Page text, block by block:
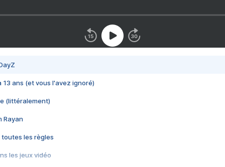
13 ans (et vous l'avez ignoré)
(littéralement)
Rayan
toutes les règles
les jeux vidéo